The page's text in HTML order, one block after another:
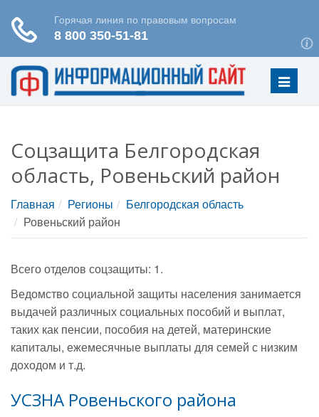
Меню
Соцзащита Белгородская
область, Ровеньский район
Главная Регионы
Белгородская область
Ровеньский район
Всего отделов соцзащиты: 1.
Ведомство социальной защиты населения занимается
выдачей различных социальных пособий и выплат,
таких как пенсии, пособия на детей, материнские
капиталы, ежемесячные выплаты для семей с низким
доходом и т.д.
УСЗНА Ровеньского района